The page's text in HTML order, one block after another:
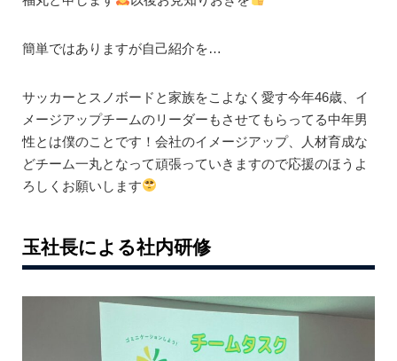
簡単ではありますが自己紹介を…
サッカーとスノボードと家族をこよなく愛す今年46歳、イ
メージアップチームのリーダーもさせてもらってる中年男
性とは僕のことです！会社のイメージアップ、人材育成な
どチーム一丸となって頑張っていきますので応援のほうよ
ろしくお願いします
玉社長による社内研修